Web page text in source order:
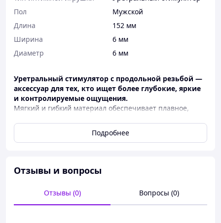
Пол
Мужской
Длина
152 мм
Ширина
6 мм
Диаметр
6 мм
Уретральный стимулятор с продольной резьбой —
аксессуар для тех, кто ищет более глубокие, яркие
и контролируемые ощущения.
Мягкий и гибкий материал обеспечивает плавное,
позволяет изделию естественно повторять анатомию
выразительным и насыщенным, добавляя игре
ценимую в BDSM-практиках.
Характеристики:
Подробнее
Отзывы и вопросы
Отзывы (0) Вопросы (0)